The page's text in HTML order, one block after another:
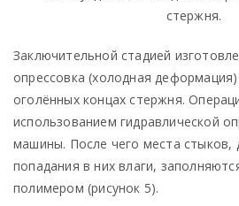
стержня.
Заключительной стадией
опрессовка (холодная
оголённых концах стержня.
использованием гидравлической
машины. После чего места стыков,
попадания в них влаги,
полимером (рисунок 5).